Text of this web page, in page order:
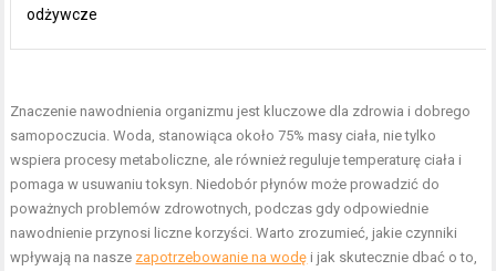
odżywcze
Znaczenie nawodnienia organizmu jest kluczowe dla zdrowia i dobrego
samopoczucia. Woda, stanowiąca około 75% masy ciała, nie tylko
wspiera procesy metaboliczne, ale również reguluje temperaturę ciała i
pomaga w usuwaniu toksyn. Niedobór płynów może prowadzić do
poważnych problemów zdrowotnych, podczas gdy odpowiednie
nawodnienie przynosi liczne korzyści. Warto zrozumieć, jakie czynniki
wpływają na nasze zapotrzebowanie na wodę i jak skutecznie dbać o to,